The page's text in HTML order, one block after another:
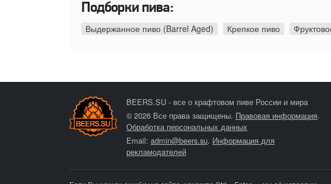
Подборки пива:
Выдержанное пиво (Barrel Aged) Крепкое пиво
BEERS.SU - все о крафтовом пиве России и мира
© 2026 Все права защищены. Правовая информация.
Обработка персональных данных
Email: admin@beers.su. Информация для
рекламодателей